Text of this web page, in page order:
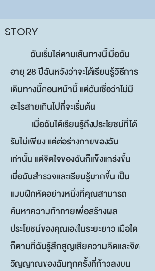
STORY
ฉันเริ่มไล่ตามเส้นทางนี้เมื่อฉัน
อายุ 28 ปีฉันหวังว่าจะได้เรียนรู้วิธีการ
เดินทางนี้ก่อนหน้านี้ แต่ฉันเชื่อว่าไม่มี
อะไรสายเกินไปที่จะเริ่มต้น
เมื่อฉันได้เรียนรู้ถึงประโยชน์ที่ได้
รับไม่เพียง แต่ต่อร่างกายของฉัน
เท่านั้น แต่จิตใจของฉันก็แข็งแกร่งขึ้น
เมื่อฉันสำรวจและเรียนรู้มากขึ้น เป็น
แบบฝึกหัดอย่างหนึ่งที่คุณสามารถ
ค้นหาความท้าทายเพื่อสร้างผล
ประโยชน์ของคุณเองในระยะยาว เมื่อใด
ก็ตามที่ฉันรู้สึกสูญเสียความคิดและจิต
วิญญาณของฉันทุกครั้งที่ก้าวลงบน